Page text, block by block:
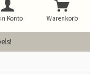
Warenkorb
Konto